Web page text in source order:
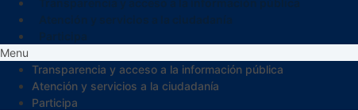
Menu
Transparencia y acceso a la información pública
Atención y servicios a la ciudadanía
Participa